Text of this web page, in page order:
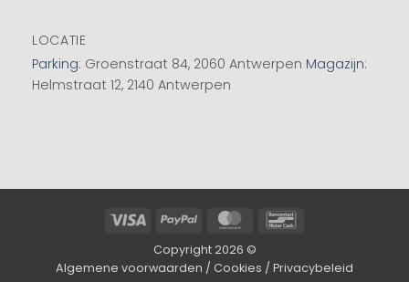
LOCATIE
Parking: Groenstraat 84, 2060 Antwerpen Magazijn:
Helmstraat 12, 2140 Antwerpen
Visa PayPal MasterCard
Copyright 2026 ©
Algemene voorwaarden / Cookies / Privacybeleid